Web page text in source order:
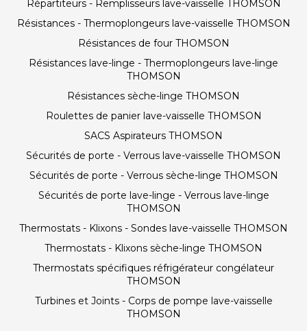
Répartiteurs - Remplisseurs lave-vaisselle THOMSON
Résistances - Thermoplongeurs lave-vaisselle THOMSON
Résistances de four THOMSON
Résistances lave-linge - Thermoplongeurs lave-linge
THOMSON
Résistances sèche-linge THOMSON
Roulettes de panier lave-vaisselle THOMSON
SACS Aspirateurs THOMSON
Sécurités de porte - Verrous lave-vaisselle THOMSON
Sécurités de porte - Verrous sèche-linge THOMSON
Sécurités de porte lave-linge - Verrous lave-linge
THOMSON
Thermostats - Klixons - Sondes lave-vaisselle THOMSON
Thermostats - Klixons sèche-linge THOMSON
Thermostats spécifiques réfrigérateur congélateur
THOMSON
Turbines et Joints - Corps de pompe lave-vaisselle
THOMSON